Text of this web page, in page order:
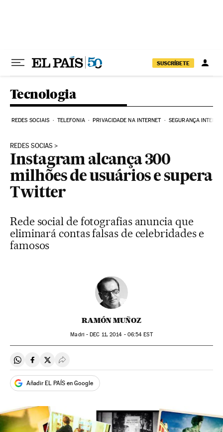
SUSCRÍBETE
Tecnologia
REDES SOCIAIS TELEFONIA PRIVACIDADE NA INTERNET SEGURANÇA
REDES SOCIAS
Instagram alcança 300
milhões de usuários e supera
Twitter
Rede social de fotografias anuncia que
eliminará contas falsas de celebridades e
famosos
RAMÓN MUÑOZ
Madri -DEC 11, 2014 - 06:54 EST
Compartir en Whatsapp
Compartir en Facebook
Compartir en Twitter
Desplegar Redes Sociales
Añadir EL PAÍS en Google